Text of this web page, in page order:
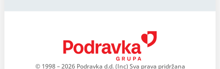
© 1998 – 2026 Podravka d.d. (Inc) Sva prava pridržana